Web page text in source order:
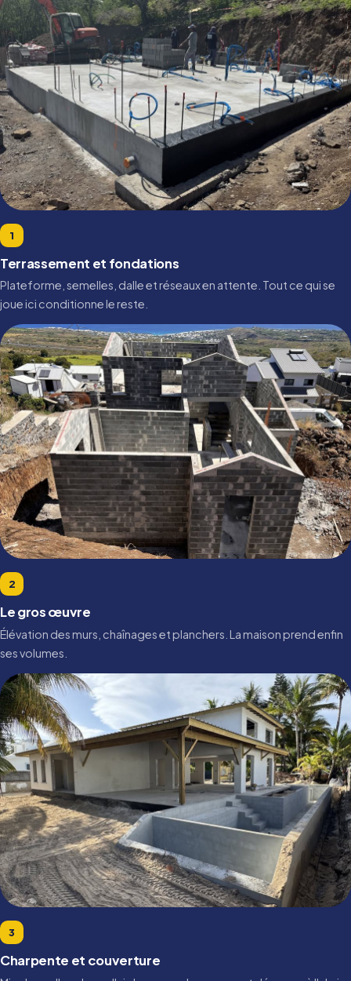
1
Terrassement et fondations
Plateforme, semelles, dalle et réseaux en attente. Tout ce qui se
joue ici conditionne le reste.
2
Le gros œuvre
Élévation des murs, chaînages et planchers. La maison prend enfin
ses volumes.
3
Charpente et couverture